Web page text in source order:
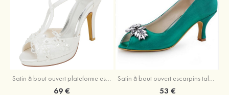
Satin à bout ouvert plateforme escarpins talon stiletto chaussures de mariage
69 €
Satin à bout ouvert escarpins talon bobine chaussures de mariage
53 €